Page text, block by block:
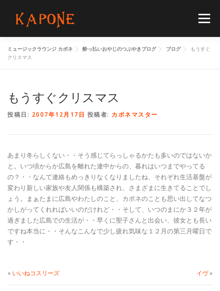
メニュー
HOME
FLOORGUIDE ACCESS
ミュージックラウンジ カポネ 酔っ払いおやじのつぶやきブログ ブログ
もうすぐ
クリスマス
もうすぐクリスマス
投稿日: 2007年12月17日 投稿者: カポネマスター
あまり冬らしくない・・そう感じてらっしゃるかたも多いのではないか
と。いつ頃からか広島を離れた連中からの、暮れはいつまでやってる
の？・・なんて連絡もめっきりなくなりましたね、それぞれ生活基盤が
変わり新しい家族や友人関係も構築され、さまざまに生きてることでし
ょう。まぁたまに広島やわたしのこと、カポネのことも思い出してなつ
かしがってくれればいいのだけれど・・そして、いつのまにか３２年が
過ぎました広島での生活が・・早くに聖子さんと出会い、彼女とも長い
ですね本当に・・そんなこんなで少し疲れ気味な１２月の第三月曜日で
す・・
« いいねコスリーズ イヴ»